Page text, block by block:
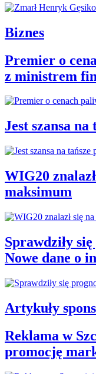
Biznes
Premier o
z ministrem
Jest szansa na
WIG20
maksimum
Sprawdziły
Nowe dane o
Artykuły
Reklama w
promocję